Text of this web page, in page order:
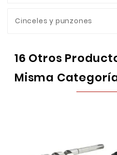
Cinceles y punzones
16 Otros
Misma